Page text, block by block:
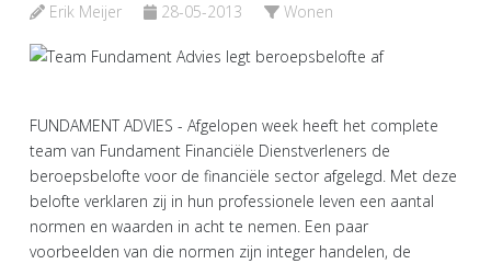
Erik Meijer 28-05-2013 Wonen
FUNDAMENT ADVIES - Afgelopen week heeft het complete
team van Fundament Financiële Dienstverleners de
beroepsbelofte voor de financiële sector afgelegd. Met deze
belofte verklaren zij in hun professionele leven een aantal
normen en waarden in acht te nemen. Een paar
voorbeelden van die normen zijn integer handelen, de